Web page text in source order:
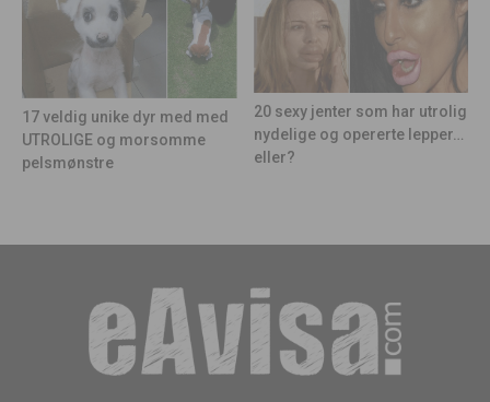
17 veldig unike dyr med med
UTROLIGE og morsomme
pelsmønstre
20 sexy jenter som har utrolig
nydelige og opererte lepper…
eller?